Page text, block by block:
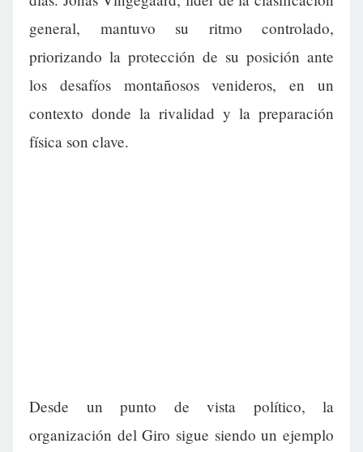
general, mantuvo su ritmo controlado,
priorizando la protección de su posición ante
los desafíos montañosos venideros, en un
contexto donde la rivalidad y la preparación
física son clave.
Desde un punto de vista político, la
organización del Giro sigue siendo un ejemplo